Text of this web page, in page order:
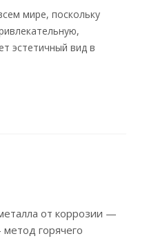
мире, поскольку
эстетичный вид в
от коррозии —
горячего